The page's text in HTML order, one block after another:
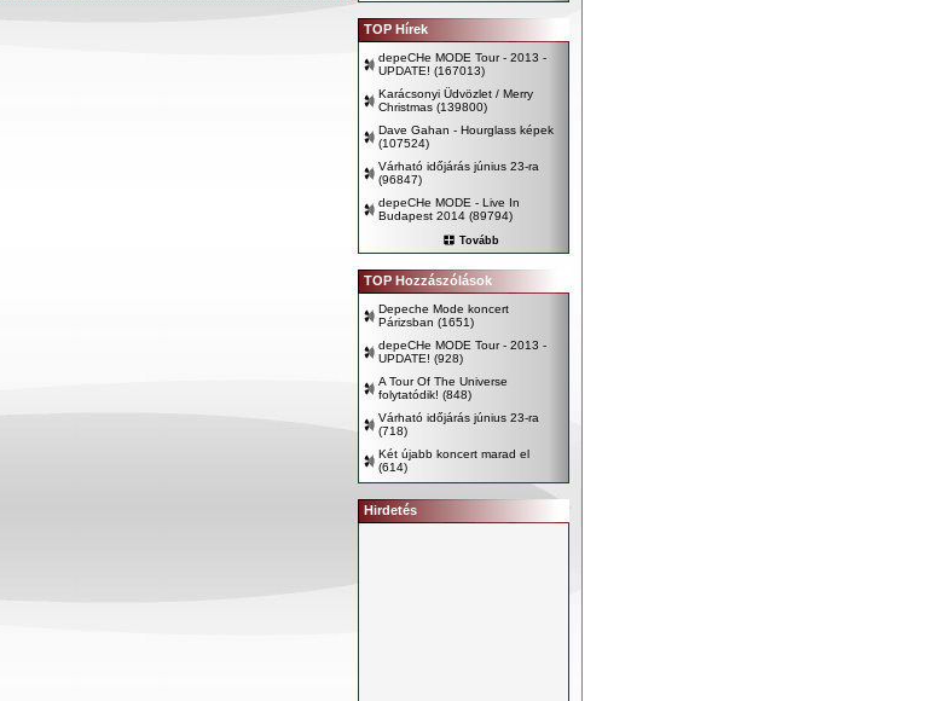
TOP Hírek
depeCHe MODE Tour - 2013 -
UPDATE! (167013)
Karácsonyi Üdvözlet / Merry
Christmas (139800)
Dave Gahan - Hourglass képek
(107524)
Várható időjárás június 23-ra
(96847)
depeCHe MODE - Live In
Budapest 2014 (89794)
Tovább
TOP Hozzászólások
Depeche Mode koncert
Párizsban (1651)
depeCHe MODE Tour - 2013 -
UPDATE! (928)
A Tour Of The Universe
folytatódik! (848)
Várható időjárás június 23-ra
(718)
Két újabb koncert marad el
(614)
Hirdetés